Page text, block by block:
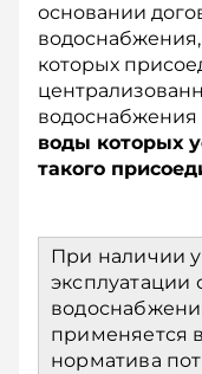
основании
которых
водоснабжения
воды которых
такого
При наличии
эксплуатации
применяется
норматива